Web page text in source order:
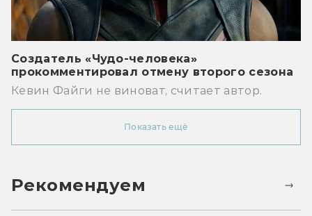
Создатель «Чудо-человека»
прокомментировал отмену второго сезона
Кевин Файги не виноват, считает автор.
Показать ещё
Рекомендуем